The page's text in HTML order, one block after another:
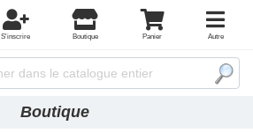
S'inscrire Boutique Panier Autre
Boutique